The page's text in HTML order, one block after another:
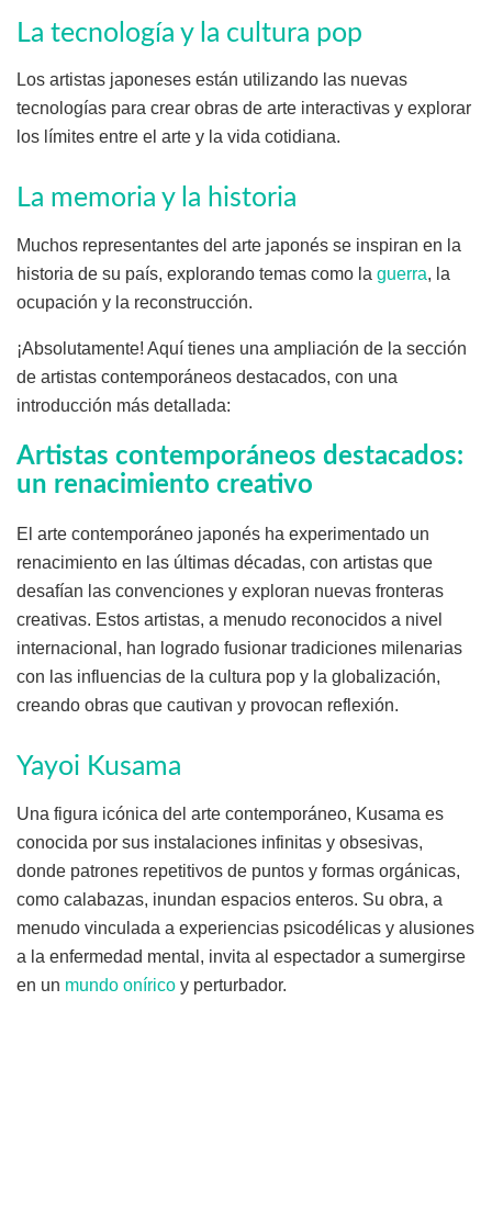
La tecnología y la cultura pop
Los artistas japoneses están utilizando las nuevas
tecnologías para crear obras de arte interactivas y explorar
los límites entre el arte y la vida cotidiana.
La memoria y la historia
Muchos representantes del arte japonés se inspiran en la
historia de su país, explorando temas como la guerra, la
ocupación y la reconstrucción.
¡Absolutamente! Aquí tienes una ampliación de la sección
de artistas contemporáneos destacados, con una
introducción más detallada:
Artistas contemporáneos destacados:
un renacimiento creativo
El arte contemporáneo japonés ha experimentado un
renacimiento en las últimas décadas, con artistas que
desafían las convenciones y exploran nuevas fronteras
creativas. Estos artistas, a menudo reconocidos a nivel
internacional, han logrado fusionar tradiciones milenarias
con las influencias de la cultura pop y la globalización,
creando obras que cautivan y provocan reflexión.
Yayoi Kusama
Una figura icónica del arte contemporáneo, Kusama es
conocida por sus instalaciones infinitas y obsesivas,
donde patrones repetitivos de puntos y formas orgánicas,
como calabazas, inundan espacios enteros. Su obra, a
menudo vinculada a experiencias psicodélicas y alusiones
a la enfermedad mental, invita al espectador a sumergirse
en un mundo onírico y perturbador.